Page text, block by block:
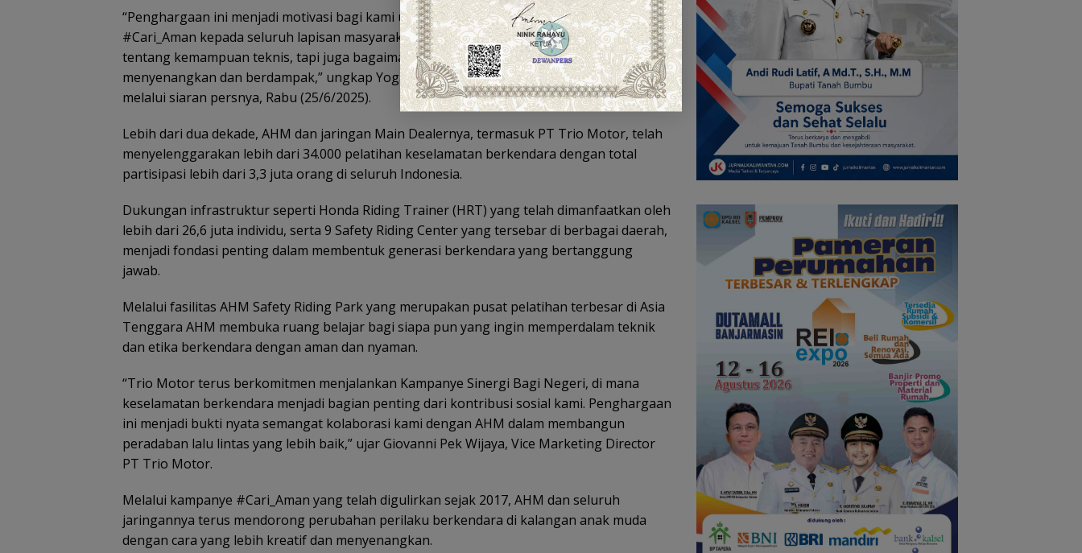
“Penghargaan ini menjadi motivasi bagi kami untuk terus menyebarkan semangat
#Cari_Aman kepada seluruh lapisan masyarakat, khususnya generasi muda. Tidak hanya
tentang kemampuan teknis, tapi juga bagaimana mengedukasi dengan pendekatan yang
menyenangkan dan berdampak,” ungkap Yoga Prabowo, PIC Safety Riding PT Trio Motor,
melalui siaran persnya, Rabu (25/6/2025).
Lebih dari dua dekade, AHM dan jaringan Main Dealernya, termasuk PT Trio Motor, telah
menyelenggarakan lebih dari 34.000 pelatihan keselamatan berkendara dengan total
partisipasi lebih dari 3,3 juta orang di seluruh Indonesia.
Dukungan infrastruktur seperti Honda Riding Trainer (HRT) yang telah dimanfaatkan oleh
lebih dari 26,6 juta individu, serta 9 Safety Riding Center yang tersebar di berbagai daerah,
menjadi fondasi penting dalam membentuk generasi berkendara yang bertanggung
jawab.
Melalui fasilitas AHM Safety Riding Park yang merupakan pusat pelatihan terbesar di Asia
Tenggara AHM membuka ruang belajar bagi siapa pun yang ingin memperdalam teknik
dan etika berkendara dengan aman dan nyaman.
“Trio Motor terus berkomitmen menjalankan Kampanye Sinergi Bagi Negeri, di mana
keselamatan berkendara menjadi bagian penting dari kontribusi sosial kami. Penghargaan
ini menjadi bukti nyata semangat kolaborasi kami dengan AHM dalam membangun
peradaban lalu lintas yang lebih baik,” ujar Giovanni Pek Wijaya, Vice Marketing Director
PT Trio Motor.
Melalui kampanye #Cari_Aman yang telah digulirkan sejak 2017, AHM dan seluruh
jaringannya terus mendorong perubahan perilaku berkendara di kalangan anak muda
dengan cara yang lebih kreatif dan menyenangkan.